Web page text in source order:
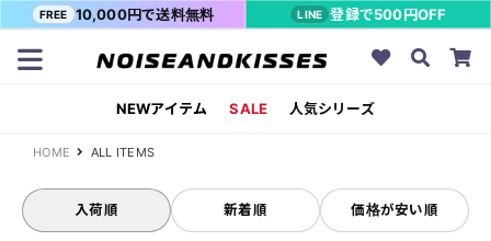
FREE 10,000円で送料無料 LINE 登録で500円OFF
NEWアイテム SALE 人気シリーズ
HOME ALL ITEMS
入荷順 新着順 価格が安い順